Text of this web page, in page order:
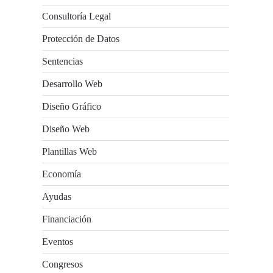
Consultoría Legal
Protección de Datos
Sentencias
Desarrollo Web
Diseño Gráfico
Diseño Web
Plantillas Web
Economía
Ayudas
Financiación
Eventos
Congresos